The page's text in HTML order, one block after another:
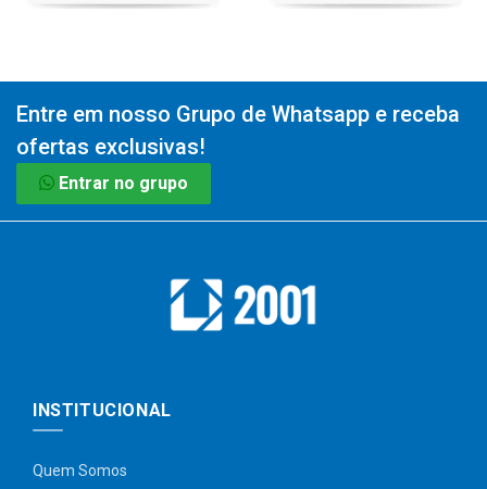
Entre em nosso Grupo de Whatsapp e receba
ofertas exclusivas!
Entrar no grupo
INSTITUCIONAL
Quem Somos